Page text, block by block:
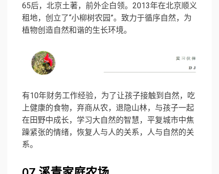
65后，北京土著，前外企白领。2013年在北京顺义
租地，创立了“小柳树农园”。致力于循序自然，为
植物创造自然和谐的生长环境。
有10年财务工作经验，为了让孩子接触到自然，吃
上健康的食物，弃商从农，退隐山林，与孩子一起
在田野中成长，学习大自然的智慧，平复城市中焦
躁紧张的情绪，恢复人与人的关系，人与自然的关
系。